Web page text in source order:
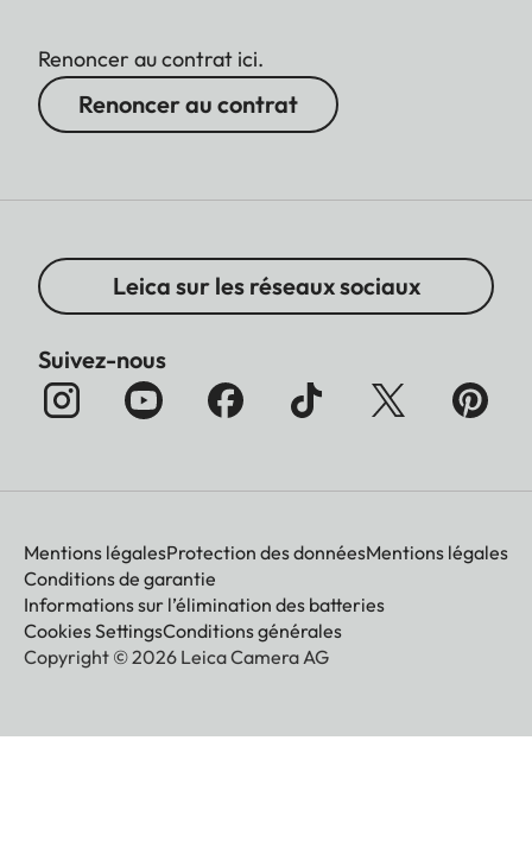
Renoncer au contrat ici.
Renoncer au contrat
Leica sur les réseaux sociaux
Suivez-nous
Mentions légalesProtection des donnéesMentions légales
Conditions de garantie
Informations sur l’élimination des batteries
Cookies SettingsConditions générales
Copyright © 2026 Leica Camera AG